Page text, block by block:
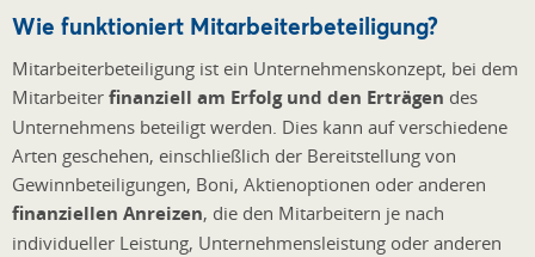
Wie funktioniert Mitarbeiterbeteiligung?
Mitarbeiterbeteiligung ist ein Unternehmenskonzept, bei dem
Mitarbeiter finanziell am Erfolg und den Erträgen des
Unternehmens beteiligt werden. Dies kann auf verschiedene
Arten geschehen, einschließlich der Bereitstellung von
Gewinnbeteiligungen, Boni, Aktienoptionen oder anderen
finanziellen Anreizen, die den Mitarbeitern je nach
individueller Leistung, Unternehmensleistung oder anderen